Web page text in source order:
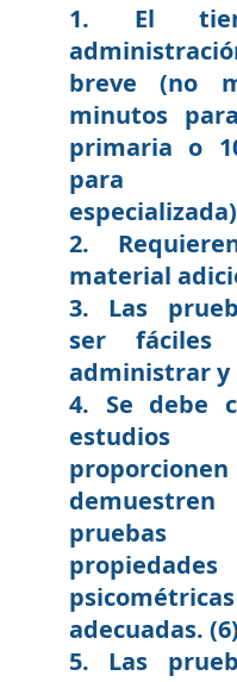
1. El
breve (no
minutos
primaria o
para
2.
material
3. Las
ser fáciles
administrar y
4. Se debe
pruebas
propiedades
psicométricas
adecuadas. (6)
5. Las